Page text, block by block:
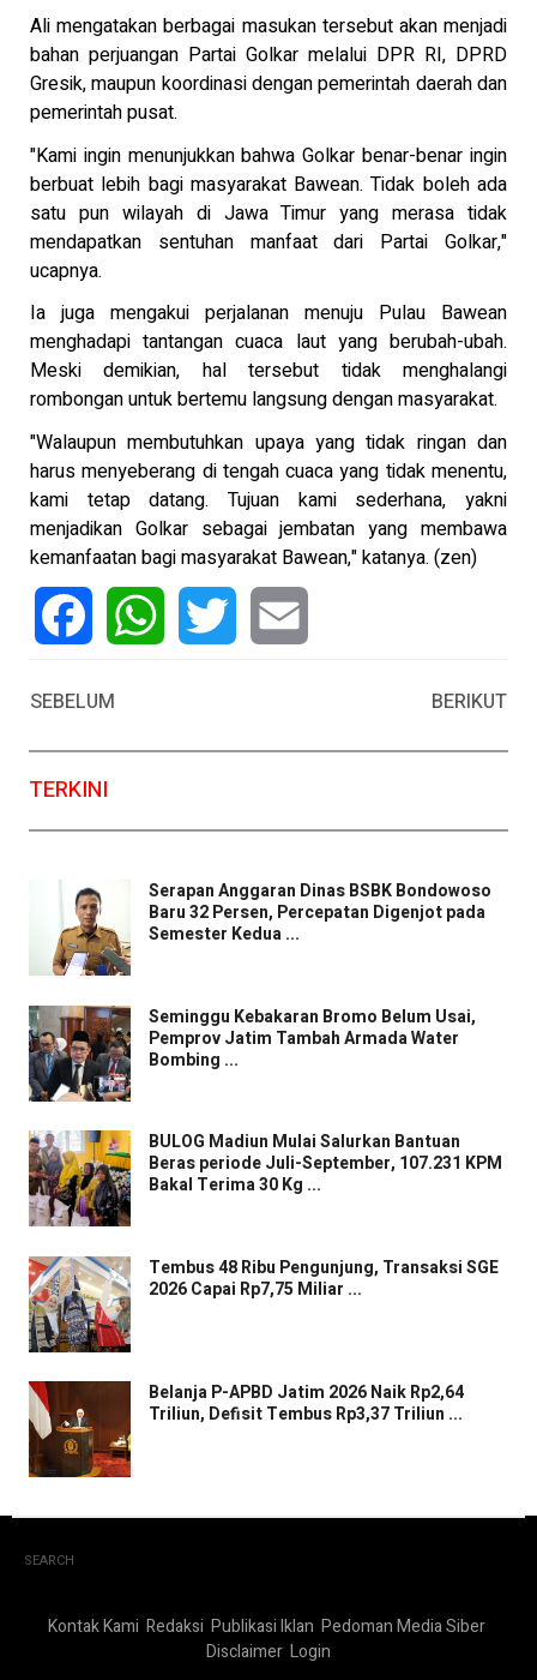
Ali mengatakan berbagai masukan tersebut akan menjadi
bahan perjuangan Partai Golkar melalui DPR RI, DPRD
Gresik, maupun koordinasi dengan pemerintah daerah dan
pemerintah pusat.
"Kami ingin menunjukkan bahwa Golkar benar-benar ingin
berbuat lebih bagi masyarakat Bawean. Tidak boleh ada
satu pun wilayah di Jawa Timur yang merasa tidak
mendapatkan sentuhan manfaat dari Partai Golkar,"
ucapnya.
Ia juga mengakui perjalanan menuju Pulau Bawean
menghadapi tantangan cuaca laut yang berubah-ubah.
Meski demikian, hal tersebut tidak menghalangi
rombongan untuk bertemu langsung dengan masyarakat.
"Walaupun membutuhkan upaya yang tidak ringan dan
harus menyeberang di tengah cuaca yang tidak menentu,
kami tetap datang. Tujuan kami sederhana, yakni
menjadikan Golkar sebagai jembatan yang membawa
kemanfaatan bagi masyarakat Bawean," katanya. (zen)
SEBELUM
BERIKUT
TERKINI
Serapan Anggaran Dinas BSBK Bondowoso
Baru 32 Persen, Percepatan Digenjot pada
Semester Kedua ...
Seminggu Kebakaran Bromo Belum Usai,
Pemprov Jatim Tambah Armada Water
Bombing ...
BULOG Madiun Mulai Salurkan Bantuan
Beras periode Juli-September, 107.231 KPM
Bakal Terima 30 Kg ...
Tembus 48 Ribu Pengunjung, Transaksi SGE
2026 Capai Rp7,75 Miliar ...
Belanja P-APBD Jatim 2026 Naik Rp2,64
Triliun, Defisit Tembus Rp3,37 Triliun ...
SEARCH
Kontak Kami Redaksi Publikasi Iklan Pedoman Media Siber
Disclaimer Login